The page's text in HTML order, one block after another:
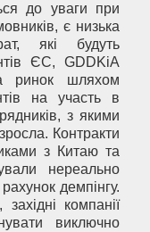
до уваги при
є низька
які будуть
ЄС, GDDKiA
ринок шляхом
на участь в
з якими
Контракти
з Китаю та
нереально
демпінгу.
компанії
виключно